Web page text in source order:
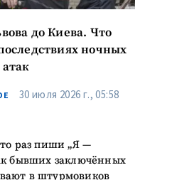
до Киева. Что
ночных
30 июля 2026 г., 05:58
раз пиши „Я —
бывших заключённых
в штурмовиков